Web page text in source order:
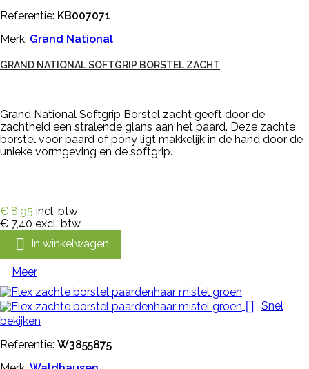
Referentie: KB007071
Merk: Grand National
GRAND NATIONAL SOFTGRIP BORSTEL ZACHT
Grand National Softgrip Borstel zacht geeft door de
zachtheid een stralende glans aan het paard. Deze zachte
borstel voor paard of pony ligt makkelijk in de hand door de
unieke vormgeving en de softgrip.
€ 8,95 incl. btw
€ 7,40 excl. btw
 In winkelwagen
Meer
 Snel
bekijken
Referentie: W3855875